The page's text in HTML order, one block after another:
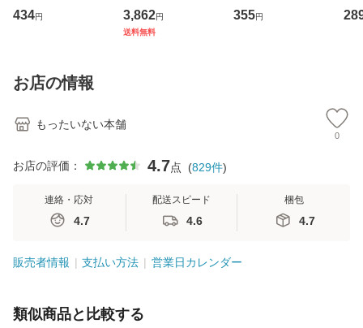
イーストウエス
ト・ジャパン [CD]
434円
専門職の看護マネ
ジメントスキル 改
3,862円
送料無料
キューンレコード
[CD]【メール便送
355円
のが
お店の情報
もったいない本舗
0
お店の評価： 4.7点 (829件)
連絡・応対
4.7
配送スピード
4.6
梱包
4.7
販売者情報 支払い方法 営業日カレンダー
類似商品と比較する